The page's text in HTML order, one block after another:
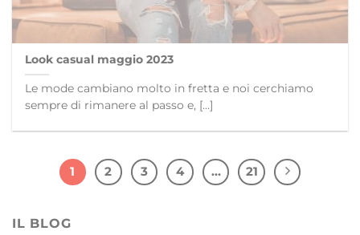
Look casual maggio 2023
Le mode cambiano molto in fretta e noi cerchiamo
sempre di rimanere al passo e, [...]
1 2 3 4 … 21
IL BLOG